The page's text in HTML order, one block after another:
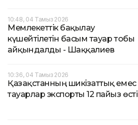
10:48, 04 Тамыз 2026
Мемлекеттік бақылау
күшейтілетін басым тауар тобы
айқындалды - Шаққалиев
10:36, 04 Тамыз 2026
Қазақстанның шикізаттық емес
тауарлар экспорты 12 пайыз өсті